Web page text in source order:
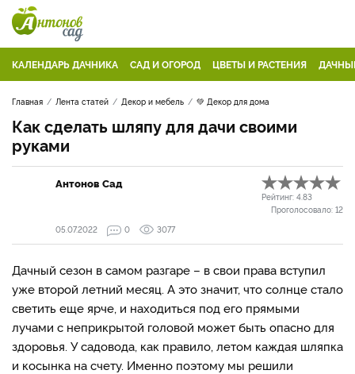
КАЛЕНДАРЬ ДАЧНИКА САД И ОГОРОД ЦВЕТЫ И РАСТЕНИЯ
Главная Лента статей Декор и мебель 💚 Декор для дома
Как сделать шляпу для дачи своими
руками
Антонов Сад
Рейтинг: 4.83
Проголосовало: 12
05.07.2022
0 3077
Дачный сезон в самом разгаре – в свои права вступил
уже второй летний месяц. А это значит, что солнце стало
светить еще ярче, и находиться под его прямыми
лучами с неприкрытой головой может быть опасно для
здоровья. У садовода, как правило, летом каждая шляпка
и косынка на счету. Именно поэтому мы решили